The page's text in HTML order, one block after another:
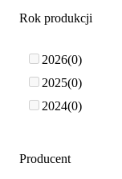
Rok produkcji
2026 0
2025 0
2024 0
Producent